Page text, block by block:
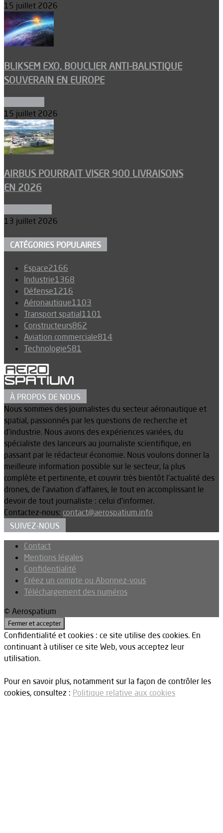
15 juillet 2026
BLIKSEM EXO, BOUCLIER ANTI-BALISTIQUE
SOUVERAIN EN EUROPE
15 juillet 2026
AIRBUS POURRAIT VISER 900 LIVRAISONS
EN 2026
13 juillet 2026
CATÉGORIES POPULAIRES
Espace2166
Industrie1368
Défense1216
Aéronautique1103
Transport spatial1101
Constructeurs862
Aviation commerciale814
Technologie581
À PROPOS DE NOUS
Nous sommes des journalistes du secteur aéronautique et
spatial, passionnés par les questions de recherche et
d’industrie. Nous avons des expériences variées, du
spécialiste des lanceurs au journaliste scientifique, en
passant par le rédacteur économie. Nous voulons donner la
meilleure information possible sur le secteur, la plus
complète et pertinente, et couvrir très bientôt l’actualité des
drones, de l’aviation d’affaires, le tout en accomplissant le
devoir de tout journaliste : celui d’informer.
Contactez-nous: contact@aerospatium.info
SUIVEZ-NOUS
Contact
Mentions légales
Confidentialité
Créez un compte ou Abonnez-vous
Téléchargement des numéros
© Aerospatium
Confidentialité et cookies : ce site utilise des cookies. En
continuant à utiliser ce site Web, vous acceptez leur
utilisation.
Pour en savoir plus, notamment sur la façon de contrôler les
cookies, consultez : Politique relative aux cookies